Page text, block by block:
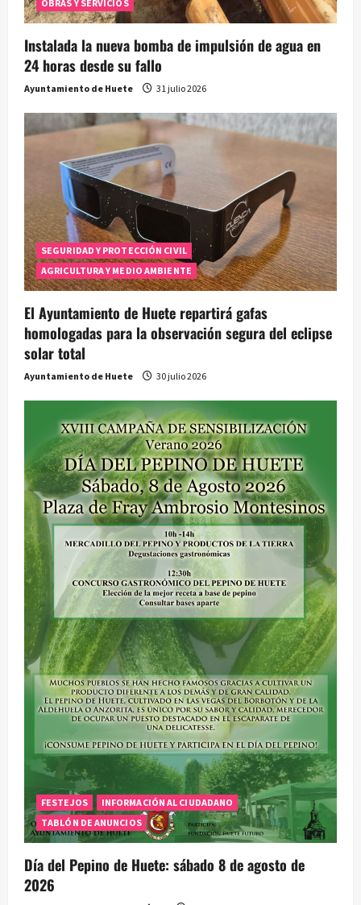
OBRAS Y SERVICIOS
Instalada la nueva bomba de impulsión de agua en
24 horas desde su fallo
Ayuntamiento de Huete 31 julio 2026
SEGURIDAD Y PROTECCIÓN CIVIL
AGRICULTURA Y MEDIO AMBIENTE
El Ayuntamiento de Huete repartirá gafas
homologadas para la observación segura del eclipse
solar total
Ayuntamiento de Huete 30 julio 2026
FESTEJOS
INFORMACIÓN AL CIUDADANO
TABLÓN DE ANUNCIOS
Día del Pepino de Huete: sábado 8 de agosto de
2026